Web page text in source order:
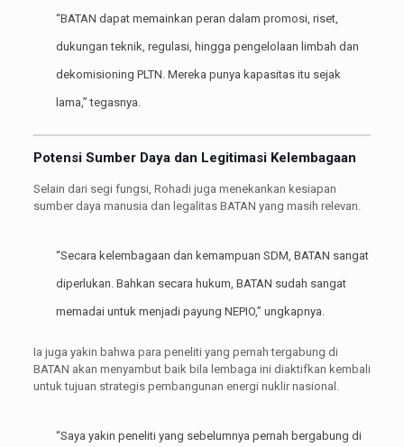
“BATAN dapat memainkan peran dalam promosi, riset,
dukungan teknik, regulasi, hingga pengelolaan limbah dan
dekomisioning PLTN. Mereka punya kapasitas itu sejak
lama,” tegasnya.
Potensi Sumber Daya dan Legitimasi Kelembagaan
Selain dari segi fungsi, Rohadi juga menekankan kesiapan
sumber daya manusia dan legalitas BATAN yang masih relevan.
“Secara kelembagaan dan kemampuan SDM, BATAN sangat
diperlukan. Bahkan secara hukum, BATAN sudah sangat
memadai untuk menjadi payung NEPIO,” ungkapnya.
Ia juga yakin bahwa para peneliti yang pernah tergabung di
BATAN akan menyambut baik bila lembaga ini diaktifkan kembali
untuk tujuan strategis pembangunan energi nuklir nasional.
“Saya yakin peneliti yang sebelumnya pernah bergabung di